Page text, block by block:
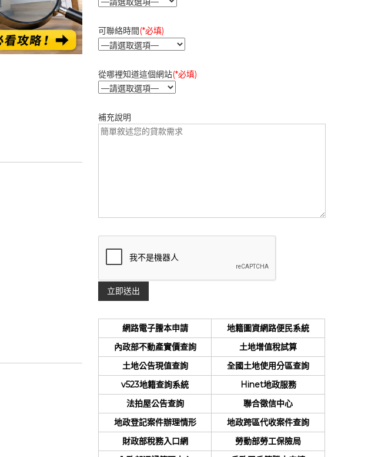
可聯絡時間 (*必填)
從哪裡知道這個網站(*必填)
補充說明
網路電子謄本申請
地籍圖資網路便民系統
內政部不動產實價查詢
土地增值稅試算
土地公告現值查詢
全國土地使用分區查詢
v523地籍查詢系統
Hinet地政服務
法拍屋公告查詢
聯合徵信中心
地政登記案件辦理情形
地政跨區代收案件查詢
財政部稅務入口網
勞動部勞工保險局